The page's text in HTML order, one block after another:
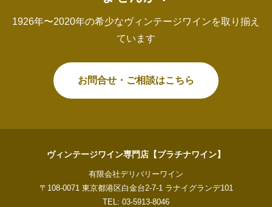
1926年〜2020年の希少なヴィンテージワインを取り揃え
ています
お問合せ・ご相談はこちら
ヴィンテージワイン専門店【プラチナワイン】
有限会社デリバリーワイン
〒108-0071 東京都港区白金台2-7-1 ラナイグランデ101
TEL: 03-5913-8046